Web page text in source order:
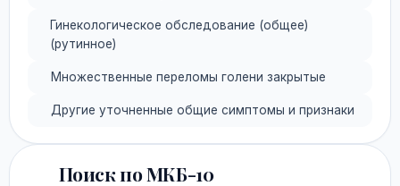
Гинекологическое обследование (общее)
(рутинное)
Множественные переломы голени закрытые
Другие уточненные общие симптомы и признаки
Поиск по МКБ-10